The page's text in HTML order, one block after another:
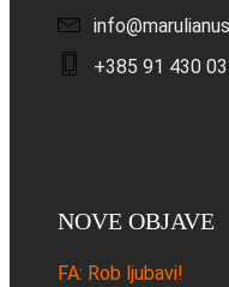
+385 91 430
NOVE OBJAVE
FA: Rob ljubavi!